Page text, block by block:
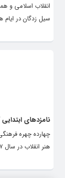
انقلاب اسلامی و
سیل زدگان در ایام
نامزدهای
چهارده چهره
هنر انقلاب در سال ۹۷ معرفی شدند.